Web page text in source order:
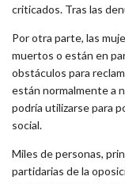
criticados. Tras las
Por otra parte, las
muertos o están en
obstáculos para
están normalmente a
podría utilizarse para
social.
Miles de personas,
partidarias de la